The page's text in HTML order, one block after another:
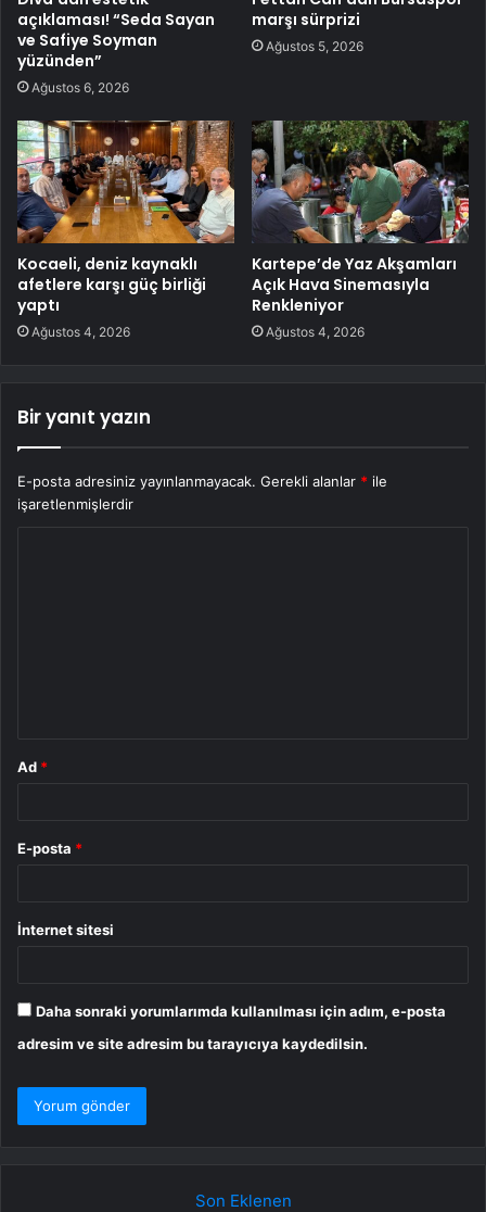
açıklaması! “Seda Sayan
ve Safiye Soyman
yüzünden”
Ağustos 6, 2026
marşı sürprizi
Ağustos 5, 2026
Kocaeli, deniz kaynaklı
afetlere karşı güç birliği
yaptı
Ağustos 4, 2026
Kartepe’de Yaz Akşamları
Açık Hava Sinemasıyla
Renkleniyor
Ağustos 4, 2026
Bir yanıt yazın
E-posta adresiniz yayınlanmayacak. Gerekli alanlar * ile
işaretlenmişlerdir
Ad *
E-posta *
İnternet sitesi
Daha sonraki yorumlarımda kullanılması için adım, e-posta
adresim ve site adresim bu tarayıcıya kaydedilsin.
Son Eklenen